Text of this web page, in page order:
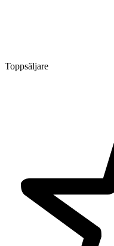
Toppsäljare